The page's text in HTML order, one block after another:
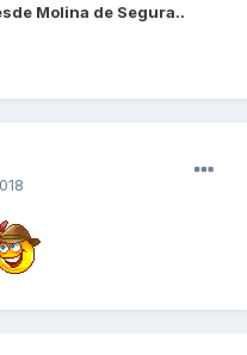
Molina de Segura..